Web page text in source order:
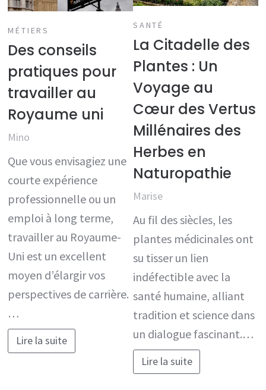
MÉTIERS
Des conseils
pratiques pour
travailler au
Royaume uni
Mino
Que vous envisagiez une
courte expérience
professionnelle ou un
emploi à long terme,
travailler au Royaume-
Uni est un excellent
moyen d’élargir vos
perspectives de carrière.
…
Lire la suite
SANTÉ
La Citadelle des
Plantes : Un
Voyage au
Cœur des Vertus
Millénaires des
Herbes en
Naturopathie
Marise
Au fil des siècles, les
plantes médicinales ont
su tisser un lien
indéfectible avec la
santé humaine, alliant
tradition et science dans
un dialogue fascinant.…
Lire la suite